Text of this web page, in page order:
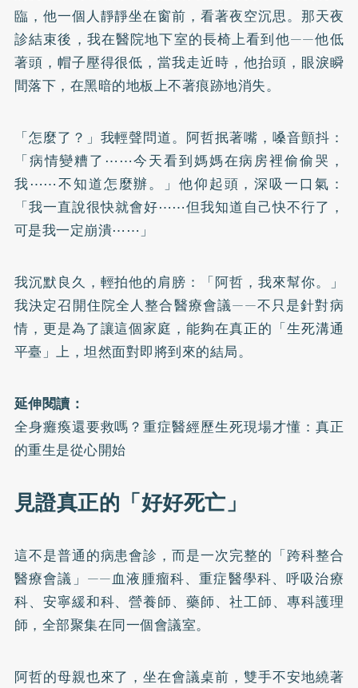
臨，他一個人靜靜坐在窗前，看著夜空沉思。那天夜
診結束後，我在醫院地下室的長椅上看到他——他低
著頭，帽子壓得很低，當我走近時，他抬頭，眼淚瞬
間落下，在黑暗的地板上不著痕跡地消失。
「怎麼了？」我輕聲問道。阿哲抿著嘴，嗓音顫抖：
「病情變糟了⋯⋯今天看到媽媽在病房裡偷偷哭，
我⋯⋯不知道怎麼辦。」他仰起頭，深吸一口氣：
「我一直說很快就會好⋯⋯但我知道自己快不行了，
可是我一定崩潰⋯⋯」
我沉默良久，輕拍他的肩膀：「阿哲，我來幫你。」
我決定召開住院全人整合醫療會議——不只是針對病
情，更是為了讓這個家庭，能夠在真正的「生死溝通
平臺」上，坦然面對即將到來的結局。
延伸閱讀：
全身癱瘓還要救嗎？重症醫經歷生死現場才懂：真正
的重生是從心開始
見證真正的「好好死亡」
這不是普通的病患會診，而是一次完整的「跨科整合
醫療會議」——血液腫瘤科、重症醫學科、呼吸治療
科、安寧緩和科、營養師、藥師、社工師、專科護理
師，全部聚集在同一個會議室。
阿哲的母親也來了，坐在會議桌前，雙手不安地繞著